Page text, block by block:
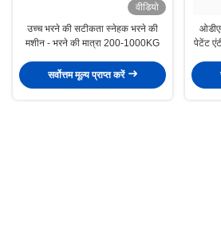
वीडियो
उच्च भरने की सटीकता स्नेहक भरने की
मशीन - भरने की मात्रा 200-1000KG
सर्वोत्तम मूल्य प्राप्त करें
पेटेंट